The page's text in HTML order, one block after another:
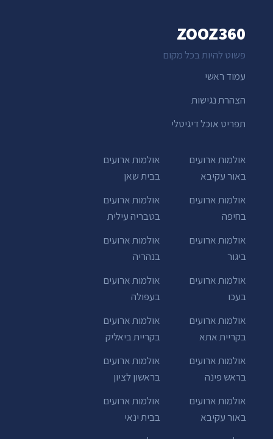
ZOOZ360
פשוט להיות בכל מקום
עמוד ראשי
הצהרת נגישות
תפריט אוכל דיגיטלי
אולמות ארועים
באור עקיבא
אולמות ארועים
בבית שאן
אולמות ארועים
בחיפה
אולמות ארועים
בטבריה עילית
אולמות ארועים
ביגור
אולמות ארועים
בנהריה
אולמות ארועים
בעכו
אולמות ארועים
בעפולה
אולמות ארועים
בקריית אתא
אולמות ארועים
בקריית ביאליק
אולמות ארועים
בראש פינה
אולמות ארועים
בראשון לציון
אולמות ארועים
באור עקיבא
אולמות ארועים
בבית ינאי